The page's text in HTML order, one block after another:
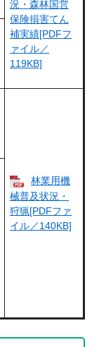
況・森林国営
保険損害てん
補実績[PDFフ
ァイル／
119KB]
林業用機
械普及状況・
狩猟[PDFファ
イル／140KB]